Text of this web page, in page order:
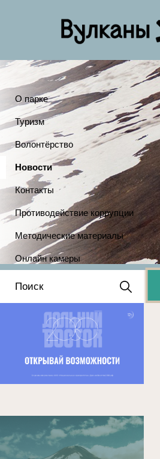
О парке
Туризм
Волонтёрство
Новости
Контакты
Противодействие коррупции
Методические материалы
Онлайн камеры
Положение о выдаче
разрешений 2025